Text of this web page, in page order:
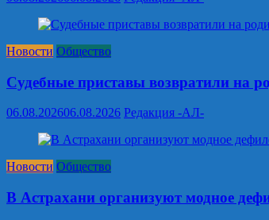
Новости Общество
Судебные приставы возвратили на
06.08.202606.08.2026 Редакция -АЛ-
Новости Общество
В Астрахани организуют модное